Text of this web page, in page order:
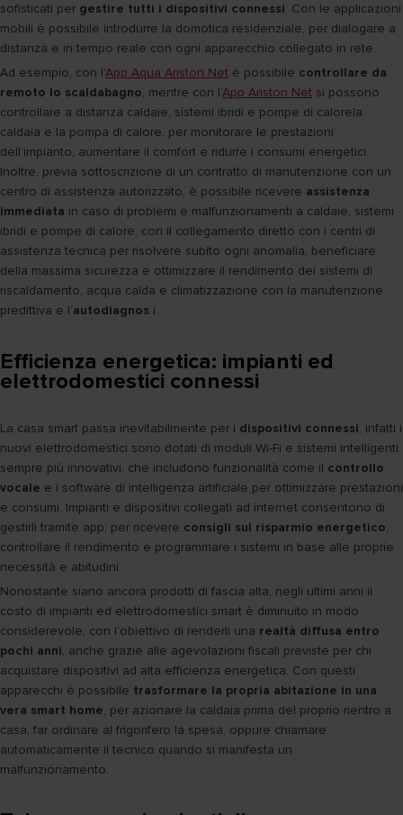
sofisticati per gestire tutti i dispositivi connessi. Con le applicazioni
mobili è possibile introdurre la domotica residenziale, per dialogare a
distanza e in tempo reale con ogni apparecchio collegato in rete.
Ad esempio, con l’App Aqua Ariston Net è possibile controllare da
remoto lo scaldabagno, mentre con l’App Ariston Net si possono
controllare a distanza caldaie, sistemi ibridi e pompe di calorela
caldaia e la pompa di calore, per monitorare le prestazioni
dell’impianto, aumentare il comfort e ridurre i consumi energetici.
Inoltre, previa sottoscrizione di un contratto di manutenzione con un
centro di assistenza autorizzato, è possibile ricevere assistenza
immediata in caso di problemi e malfunzionamenti a caldaie, sistemi
ibridi e pompe di calore, con il collegamento diretto con i centri di
assistenza tecnica per risolvere subito ogni anomalia, beneficiare
della massima sicurezza e ottimizzare il rendimento dei sistemi di
riscaldamento, acqua calda e climatizzazione con la manutenzione
predittiva e l’autodiagnos i.
Efficienza energetica: impianti ed
elettrodomestici connessi
La casa smart passa inevitabilmente per i dispositivi connessi, infatti i
nuovi elettrodomestici sono dotati di moduli Wi-Fi e sistemi intelligenti
sempre più innovativi, che includono funzionalità come il controllo
vocale e i software di intelligenza artificiale per ottimizzare prestazioni
e consumi. Impianti e dispositivi collegati ad internet consentono di
gestirli tramite app, per ricevere consigli sul risparmio energetico,
controllare il rendimento e programmare i sistemi in base alle proprie
necessità e abitudini.
Nonostante siano ancora prodotti di fascia alta, negli ultimi anni il
costo di impianti ed elettrodomestici smart è diminuito in modo
considerevole, con l’obiettivo di renderli una realtà diffusa entro
pochi anni, anche grazie alle agevolazioni fiscali previste per chi
acquistare dispositivi ad alta efficienza energetica. Con questi
apparecchi è possibile trasformare la propria abitazione in una
vera smart home, per azionare la caldaia prima del proprio rientro a
casa, far ordinare al frigorifero la spesa, oppure chiamare
automaticamente il tecnico quando si manifesta un
malfunzionamento.